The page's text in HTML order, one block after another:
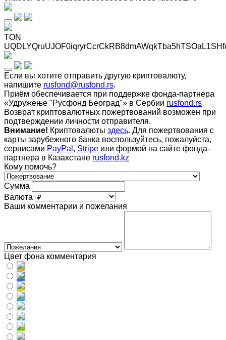
TON
Если вы хотите отправить другую криптовалюту,
напишите rusfond@rusfond.rs.
Приём обеспечивается при поддержке фонда-партнера
«Удружење "Русфонд Београд"» в Сербии rusfond.rs
Возврат криптовалютных пожертвований возможен при
подтверждении личности отправителя.
Внимание! Криптовалюты здесь. Для пожертвования с
карты зарубежного банка воспользуйтесь, пожалуйста,
сервисами PayPal , Stripe или формой на сайте фонда-
партнера в Казахстане rusfond.kz
Кому помочь?
Сумма
Валюта
Ваши комментарии и пожелания
Цвет фона комментария